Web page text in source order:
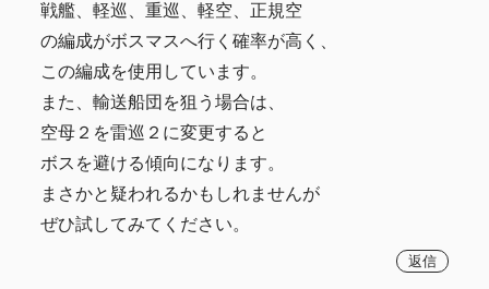
戦艦、軽巡、重巡、軽空、正規空
の編成がボスマスへ行く確率が高く、
この編成を使用しています。
また、輸送船団を狙う場合は、
空母２を雷巡２に変更すると
ボスを避ける傾向になります。
まさかと疑われるかもしれませんが
ぜひ試してみてください。
返信